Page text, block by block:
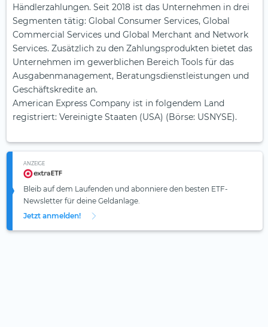
Händlerzahlungen. Seit 2018 ist das Unternehmen in drei
Segmenten tätig: Global Consumer Services, Global
Commercial Services und Global Merchant and Network
Services. Zusätzlich zu den Zahlungsprodukten bietet das
Unternehmen im gewerblichen Bereich Tools für das
Ausgabenmanagement, Beratungsdienstleistungen und
Geschäftskredite an.
American Express Company ist in folgendem Land
registriert: Vereinigte Staaten (USA) (Börse: USNYSE).
ANZEIGE
Bleib auf dem Laufenden und abonniere den besten ETF-
Newsletter für deine Geldanlage.
Jetzt anmelden!